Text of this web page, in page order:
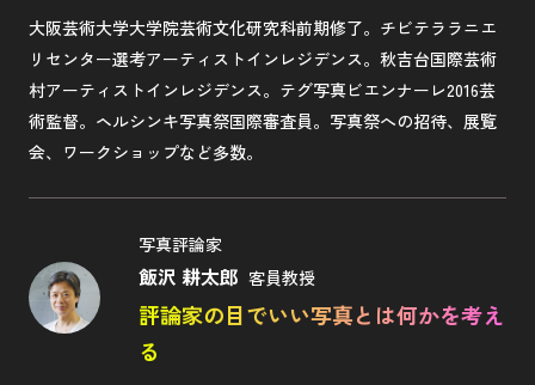
大阪芸術大学大学院芸術文化研究科前期修了。チビテララニエ
リセンター選考アーティストインレジデンス。秋吉台国際芸術
村アーティストインレジデンス。テグ写真ビエンナーレ2016芸
術監督。ヘルシンキ写真祭国際審査員。写真祭への招待、展覧
会、ワークショップなど多数。
写真評論家
飯沢 耕太郎 客員教授
評論家の目でいい写真とは何かを考え
る